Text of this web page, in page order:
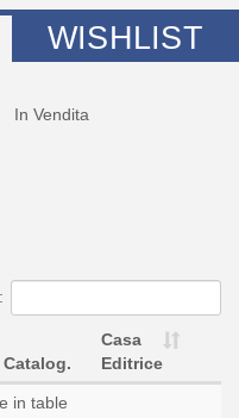
WISHLIST
In Vendita
Catalog.
Casa
Editrice
in table